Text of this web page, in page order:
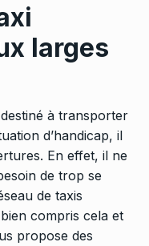
larges
à transporter
d’handicap, il
En effet, il ne
de trop se
de taxis
compris cela et
propose des